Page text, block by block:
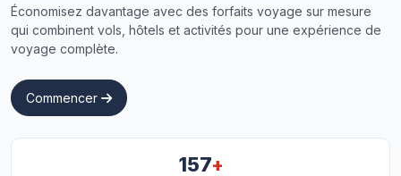
Économisez davantage avec des forfaits voyage sur mesure
qui combinent vols, hôtels et activités pour une expérience de
voyage complète.
Commencer
157+